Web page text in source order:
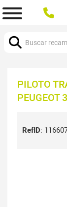
PILOTO
PEUGEOT
RefID: